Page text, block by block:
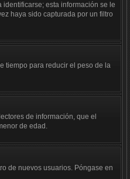
esta información se le
haya sido capturada por un filtro
tiempo para reducir el peso de la
de información, que el
de edad.
de nuevos usuarios. Póngase en